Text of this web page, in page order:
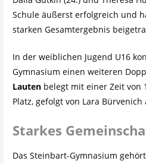
Schule äußerst erfolgreich und
starken Gesamtergebnis
In der weiblichen Jugend U16
Gymnasium einen weiteren
Lauten belegt mit einer Zeit von
Platz, gefolgt von Lara Bürvenich
Starkes
Das Steinbart-Gymnasium